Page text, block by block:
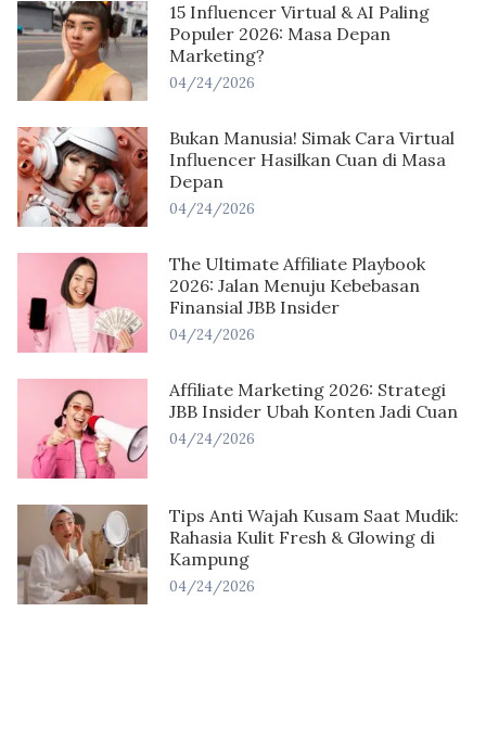
15 Influencer Virtual & AI Paling
Populer 2026: Masa Depan
Marketing?
04/24/2026
Bukan Manusia! Simak Cara Virtual
Influencer Hasilkan Cuan di Masa
Depan
04/24/2026
The Ultimate Affiliate Playbook
2026: Jalan Menuju Kebebasan
Finansial JBB Insider
04/24/2026
Affiliate Marketing 2026: Strategi
JBB Insider Ubah Konten Jadi Cuan
04/24/2026
Tips Anti Wajah Kusam Saat Mudik:
Rahasia Kulit Fresh & Glowing di
Kampung
04/24/2026